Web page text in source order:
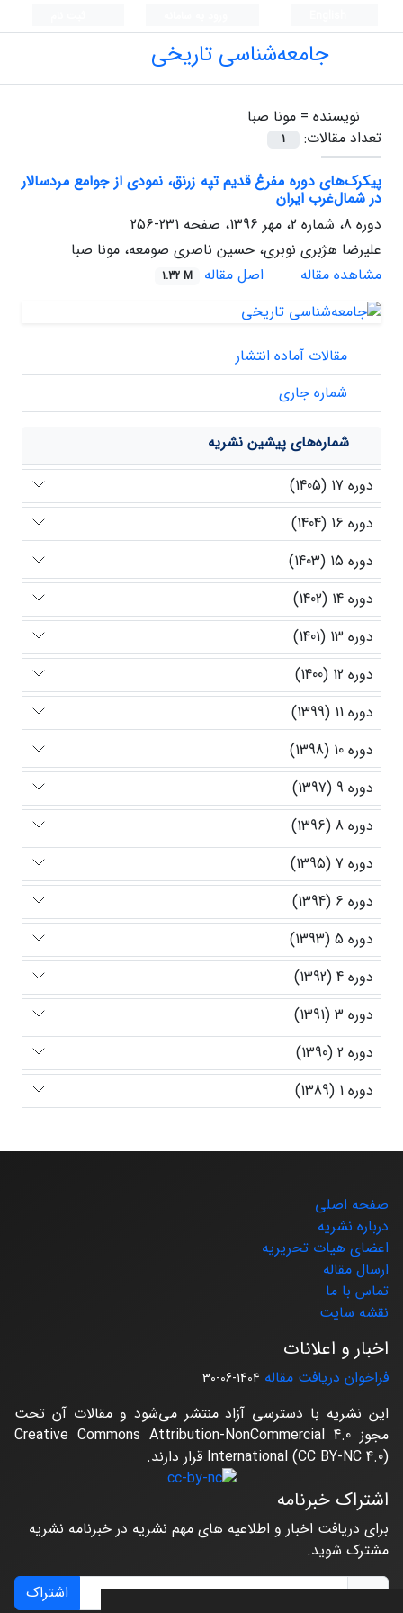
جامعه‌شناسی تاریخی
نویسنده = مونا صبا
تعداد مقالات:
1
پیکرک‌های دوره مفرغ قدیم تپه زرنق، نمودی از جوامع مردسالار
در شمال‌غرب ایران
دوره 8، شماره 2، مهر 1396، صفحه
231-256
علیرضا هژبری نوبری، حسین ناصری صومعه، مونا صبا
مشاهده مقاله
اصل مقاله 1.32 M
مقالات آماده انتشار
شماره جاری
شماره‌های پیشین نشریه
دوره 17 (1405)
دوره 16 (1404)
دوره 15 (1403)
دوره 14 (1402)
دوره 13 (1401)
دوره 12 (1400)
دوره 11 (1399)
دوره 10 (1398)
دوره 9 (1397)
دوره 8 (1396)
دوره 7 (1395)
دوره 6 (1394)
دوره 5 (1393)
دوره 4 (1392)
دوره 3 (1391)
دوره 2 (1390)
دوره 1 (1389)
صفحه اصلی
درباره نشریه
اعضای هیات تحریریه
ارسال مقاله
تماس با ما
نقشه سایت
اخبار و اعلانات
فراخوان دریافت مقاله 1404-06-30
این نشریه با دسترسی آزاد منتشر می‌شود و مقالات آن تحت
مجوز Creative Commons Attribution-NonCommercial 4.0
International (CC BY-NC 4.0) قرار دارند.
اشتراک خبرنامه
برای دریافت اخبار و اطلاعیه های مهم نشریه در خبرنامه نشریه
مشترک شوید.
اشتراک